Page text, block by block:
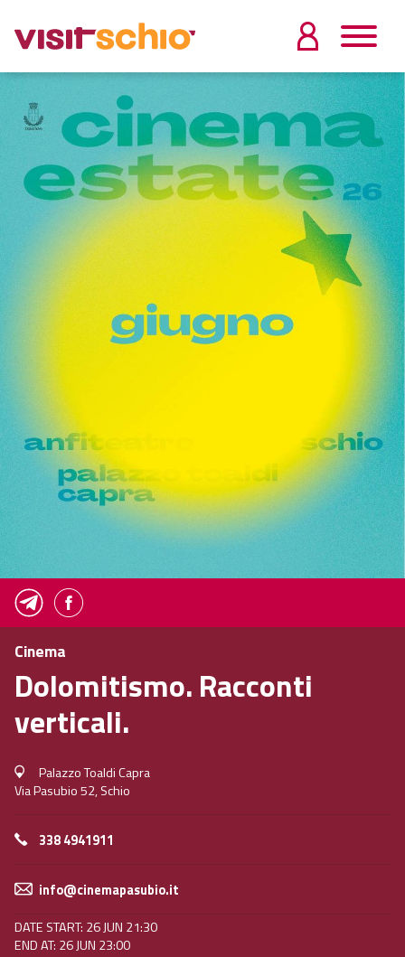
Cinema
Dolomitismo. Racconti
verticali.
Palazzo Toaldi Capra
Via Pasubio 52, Schio
338 4941911
info@cinemapasubio.it
DATE START: 26 JUN 21:30
END AT: 26 JUN 23:00